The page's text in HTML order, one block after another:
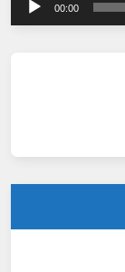
00:00